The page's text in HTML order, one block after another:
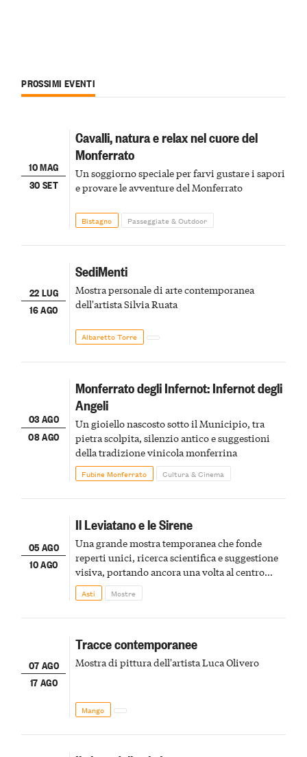
PROSSIMI EVENTI
10 MAG
30 SET
Cavalli, natura e relax nel cuore del
Monferrato
Un soggiorno speciale per farvi gustare i sapori
e provare le avventure del Monferrato
Bistagno Passeggiate & Outdoor
22 LUG
16 AGO
SediMenti
Mostra personale di arte contemporanea
dell'artista Silvia Ruata
Albaretto Torre
03 AGO
08 AGO
Monferrato degli Infernot: Infernot degli
Angeli
Un gioiello nascosto sotto il Municipio, tra
pietra scolpita, silenzio antico e suggestioni
della tradizione vinicola monferrina
Fubine Monferrato Cultura & Cinema
05 AGO
10 AGO
Il Leviatano e le Sirene
Una grande mostra temporanea che fonde
reperti unici, ricerca scientifica e suggestione
visiva, portando ancora una volta al centro
della scena le meraviglie del passato astigiano
Asti Mostre
07 AGO
17 AGO
Tracce contemporanee
Mostra di pittura dell'artista Luca Olivero
Mango